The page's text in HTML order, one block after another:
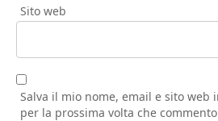
Sito web
Salva il mio nome, email e sito web
per la prossima volta che